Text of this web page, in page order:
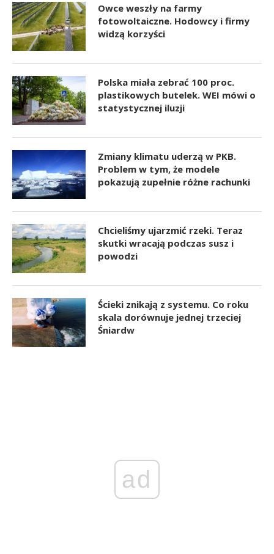
Owce weszły na farmy
fotowoltaiczne. Hodowcy i firmy
widzą korzyści
Polska miała zebrać 100 proc.
plastikowych butelek. WEI mówi o
statystycznej iluzji
Zmiany klimatu uderzą w PKB.
Problem w tym, że modele
pokazują zupełnie różne rachunki
Chcieliśmy ujarzmić rzeki. Teraz
skutki wracają podczas susz i
powodzi
Ścieki znikają z systemu. Co roku
skala dorównuje jednej trzeciej
Śniardw
ad